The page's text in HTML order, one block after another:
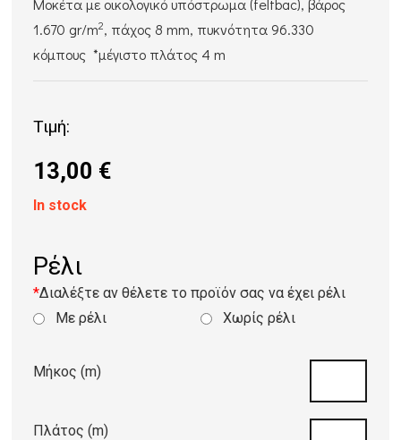
Μοκέτα με οικολογικό υπόστρωμα (feltbac), βάρος
1.670 gr/m2, πάχος 8 mm, πυκνότητα 96.330
κόμπους *μέγιστο πλάτος 4 m
Τιμή:
13,00 €
In stock
Ρέλι
*Διαλέξτε αν θέλετε το προϊόν σας να έχει ρέλι
Με ρέλι
Χωρίς ρέλι
Μήκος (m)
Πλάτος (m)